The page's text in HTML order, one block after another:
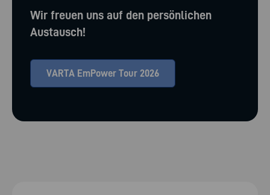
Wir freuen uns auf den persönlichen
Austausch!
VARTA EmPower Tour 2026